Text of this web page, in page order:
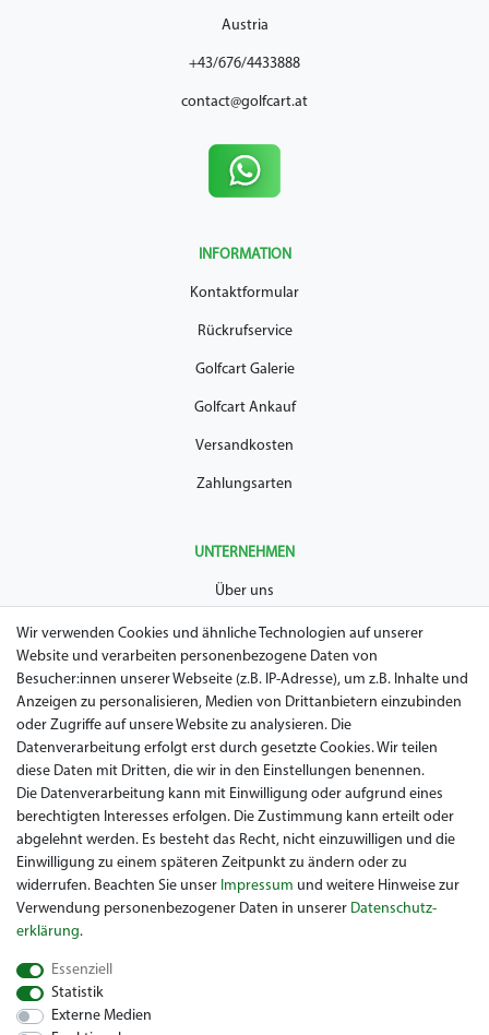
Austria
+43/676/4433888
contact@golfcart.at
INFORMATION
Kontaktformular
Rückrufservice
Golfcart Galerie
Golfcart Ankauf
Versandkosten
Zahlungsarten
UNTERNEHMEN
Über uns
AGB
Datenschutz
Impressum
Widerrufsrecht
Garantie / Gewährleistung
Sie suchen ein gebrauchtes Golf Car? Maiers Golfcarts ist Ihr
österreichischer Golfcar Händler für Clubcar, Ezgo, Garia, Melex
und Yamaha! Maiers Golfcarts ist zudem Ihre Nummer 1
Golfcart-Werkstatt für Hartle Car, Tomberlin, Hyundai, HDK,
Wir verwenden Cookies und ähnliche Technologien auf unserer
Website und verarbeiten personenbezogene Daten von
Besucher:innen unserer Webseite (z.B. IP-Adresse), um z.B. Inhalte und
Anzeigen zu personalisieren, Medien von Drittanbietern einzubinden
oder Zugriffe auf unsere Website zu analysieren. Die
Datenverarbeitung erfolgt erst durch gesetzte Cookies. Wir teilen
diese Daten mit Dritten, die wir in den Einstellungen benennen.
Die Datenverarbeitung kann mit Einwilligung oder aufgrund eines
berechtigten Interesses erfolgen. Die Zustimmung kann erteilt oder
abgelehnt werden. Es besteht das Recht, nicht einzuwilligen und die
Einwilligung zu einem späteren Zeitpunkt zu ändern oder zu
widerrufen. Beachten Sie unser Impressum und weitere Hinweise zur
Verwendung personenbezogener Daten in unserer Daten­schutz­
erklärung.
Essenziell
Statistik
Externe Medien